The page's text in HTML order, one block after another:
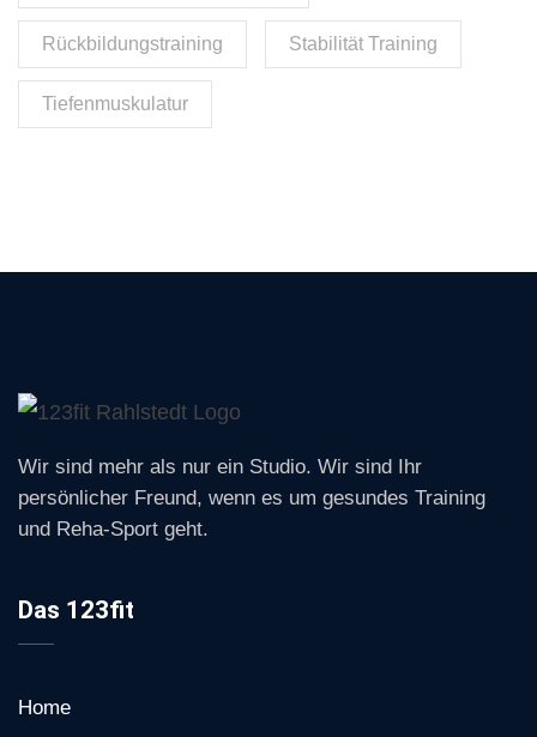
Rückbildungstraining Stabilität Training
Tiefenmuskulatur
Wir sind mehr als nur ein Studio. Wir sind Ihr
persönlicher Freund, wenn es um gesundes Training
und Reha-Sport geht.
Das 123fit
Home